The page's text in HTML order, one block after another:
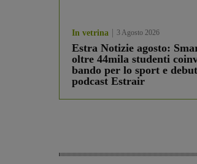
In vetrina 3 Agosto 2026
Estra Notizie agosto:
oltre 44mila studenti
bando per lo sport e
podcast Estrair